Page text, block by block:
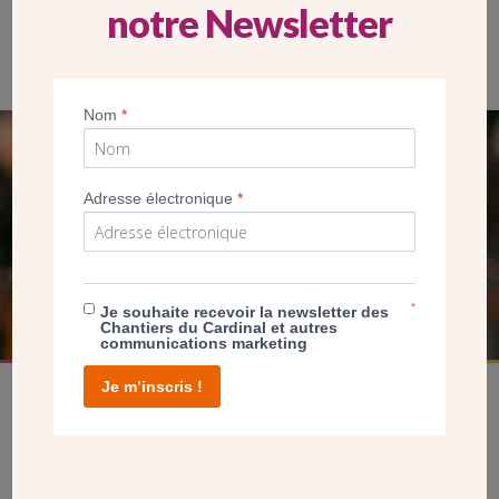
Entrée de l’église du Saint-Esprit à Paris, en octobre 2022 les
Chantiers du Cardinal ont proposé à leurs donateurs une visite
SEUL VOTRE DON
NOUS PERMET D’AGIR
FAIRE UN DON
notre Newsletter
Nom*
Adresse électronique*
Je souhaite recevoir la newsletter des
Chantiers du Cardinal et autres
communications marketing
*
Je m’inscris !